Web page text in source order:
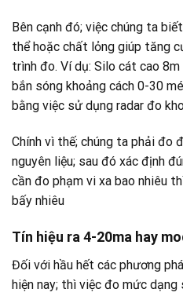
Bên cạnh đó; việc chúng ta
thể hoặc chất lỏng giúp tăng
trình đo. Ví dụ: Silo cát cao
bắn sóng khoảng cách 0-30
bằng việc sử dụng radar đo
Chính vì thế; chúng ta phải đo
nguyên liệu; sau đó xác định
cần đo phạm vi xa bao nhiêu
bấy nhiêu
Tín hiệu ra 4-20ma hay
Đối với hầu hết các phương
hiện nay; thì việc đo mức